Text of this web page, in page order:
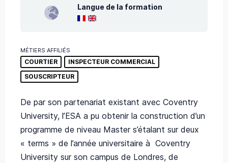
Langue de la formation
MÉTIERS AFFILIÉS
COURTIER
INSPECTEUR COMMERCIAL
SOUSCRIPTEUR
De par son partenariat existant avec Coventry
University, l’ESA a pu obtenir la construction d’un
programme de niveau Master s’étalant sur deux
« terms » de l’année universitaire à Coventry
University sur son campus de Londres, de